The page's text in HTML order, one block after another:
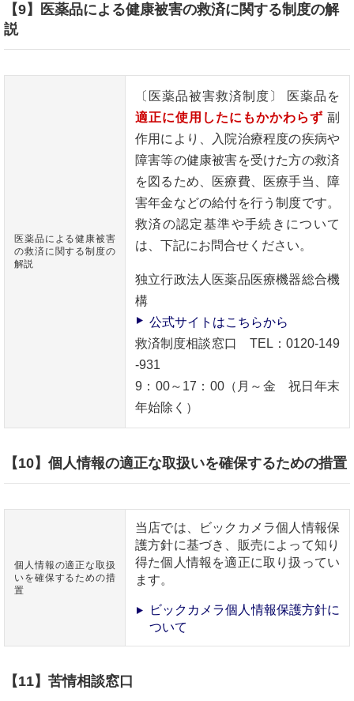
【9】医薬品による健康被害の救済に関する制度の解
説
医薬品による健康被害
の救済に関する制度の
解説
〔医薬品被害救済制度〕 医薬品を
適正に使用したにもかかわらず 副
作用により、入院治療程度の疾病や
障害等の健康被害を受けた方の救済
を図るため、医療費、医療手当、障
害年金などの給付を行う制度です。
救済の認定基準や手続きについて
は、下記にお問合せください。
独立行政法人医薬品医療機器総合機
構
公式サイトはこちらから
救済制度相談窓口 TEL：0120-149
-931
9：00～17：00（月～金 祝日年末
年始除く）
【10】個人情報の適正な取扱いを確保するための措置
個人情報の適正な取扱
いを確保するための措
置
当店では、ビックカメラ個人情報保
護方針に基づき、販売によって知り
得た個人情報を適正に取り扱ってい
ます。
ビックカメラ個人情報保護方針に
ついて
【11】苦情相談窓口